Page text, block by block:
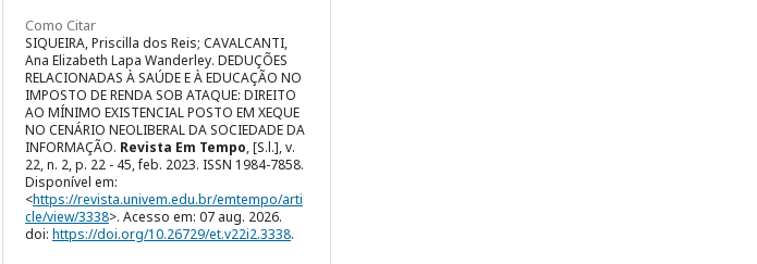
Como Citar
SIQUEIRA, Priscilla dos Reis; CAVALCANTI,
Ana Elizabeth Lapa Wanderley. DEDUÇÕES
RELACIONADAS À SAÚDE E À EDUCAÇÃO NO
IMPOSTO DE RENDA SOB ATAQUE: DIREITO
AO MÍNIMO EXISTENCIAL POSTO EM XEQUE
NO CENÁRIO NEOLIBERAL DA SOCIEDADE DA
INFORMAÇÃO. Revista Em Tempo, [S.l.], v.
22, n. 2, p. 22 - 45, feb. 2023. ISSN 1984-7858.
Disponível em:
<https://revista.univem.edu.br/emtempo/arti
cle/view/3338>. Acesso em: 07 aug. 2026.
doi: https://doi.org/10.26729/et.v22i2.3338.